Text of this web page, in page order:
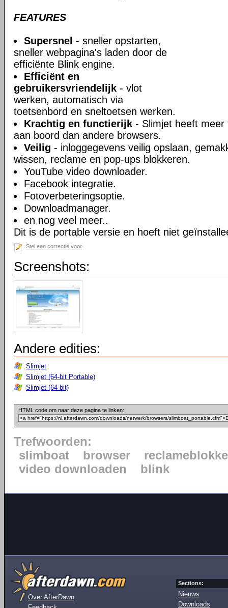
FEATURES
Supersnel - sneller opstarten,
sneller webpagina's laden door de
efficiënte Blink engine.
Efficiënt en
gebruikersvriendelijk - vlot
werken, automatisch via
toetsenbord en sneltoetsen werken.
Krachtig en functierijk - Slimjet heeft
aan boord dan andere browsers.
Veilig - inloggegevens veilig opslaan,
wissen, reclame en pop-ups blokkeren.
YouTube video downloader.
Facebook integratie.
Fotoverbeteringsoptie.
Downloadmanager.
en nog veel meer..
Dit is de portable versie en hoeft niet
Stel een correctie voor
Screenshots:
Andere edities:
Slimjet
Slimjet (64-bit Portable)
Slimjet (64-bit)
HTML code om naar deze pagina te linken:
Trefwoorden:
slimboat
browser
video downloaden
blink
Over AfterDawn
Sections:
Nieuws
Downloads